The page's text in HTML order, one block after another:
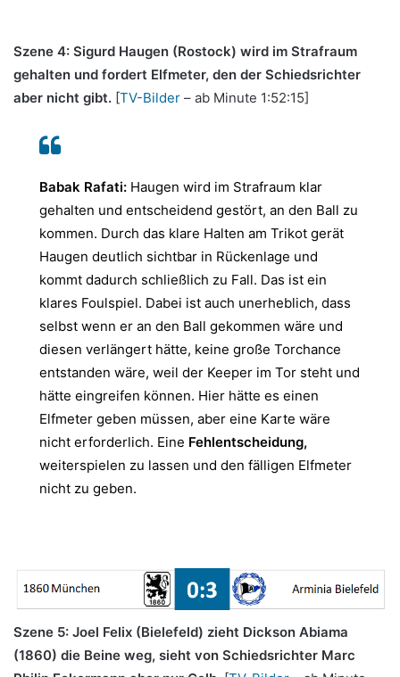
Szene 4: Sigurd Haugen (Rostock) wird im Strafraum
gehalten und fordert Elfmeter, den der Schiedsrichter
aber nicht gibt. [TV-Bilder – ab Minute 1:52:15]
Babak Rafati: Haugen wird im Strafraum klar
gehalten und entscheidend gestört, an den Ball zu
kommen. Durch das klare Halten am Trikot gerät
Haugen deutlich sichtbar in Rückenlage und
kommt dadurch schließlich zu Fall. Das ist ein
klares Foulspiel. Dabei ist auch unerheblich, dass
selbst wenn er an den Ball gekommen wäre und
diesen verlängert hätte, keine große Torchance
entstanden wäre, weil der Keeper im Tor steht und
hätte eingreifen können. Hier hätte es einen
Elfmeter geben müssen, aber eine Karte wäre
nicht erforderlich. Eine Fehlentscheidung,
weiterspielen zu lassen und den fälligen Elfmeter
nicht zu geben.
Szene 5: Joel Felix (Bielefeld) zieht Dickson Abiama
(1860) die Beine weg, sieht von Schiedsrichter Marc